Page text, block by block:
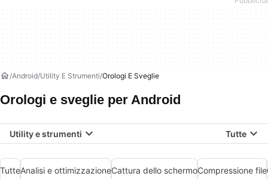
Android Utility E Strumenti Orologi E Sveglie
Orologi e sveglie per Android
Utility e strumenti Tutte
TutteAnalisi e ottimizzazioneCattura dello schermoCompressione file